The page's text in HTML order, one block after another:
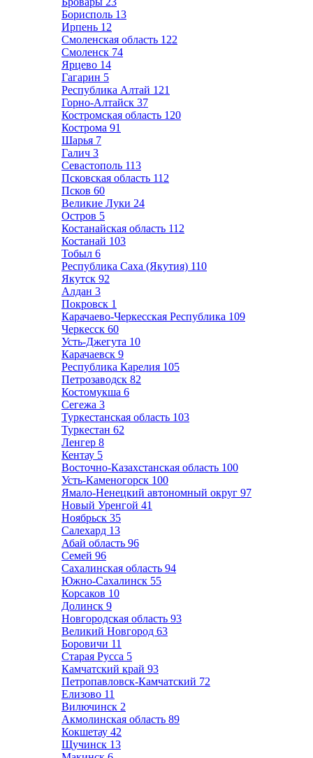
Борисполь 13
Ирпень 12
Смоленская область 122
Смоленск 74
Ярцево 14
Гагарин 5
Республика Алтай 121
Горно-Алтайск 37
Костромская область 120
Кострома 91
Шарья 7
Галич 3
Севастополь 113
Псковская область 112
Псков 60
Великие Луки 24
Остров 5
Костанайская область 112
Костанай 103
Тобыл 6
Республика Саха (Якутия) 110
Якутск 92
Алдан 3
Покровск 1
Карачаево-Черкесская Республика 109
Черкесск 60
Усть-Джегута 10
Карачаевск 9
Республика Карелия 105
Петрозаводск 82
Костомукша 6
Сегежа 3
Туркестанская область 103
Туркестан 62
Ленгер 8
Кентау 5
Восточно-Казахстанская область 100
Усть-Каменогорск 100
Ямало-Ненецкий автономный округ 97
Новый Уренгой 41
Ноябрьск 35
Салехард 13
Абай область 96
Семей 96
Сахалинская область 94
Южно-Сахалинск 55
Корсаков 10
Долинск 9
Новгородская область 93
Великий Новгород 63
Боровичи 11
Старая Русса 5
Камчатский край 93
Петропавловск-Камчатский 72
Елизово 11
Вилючинск 2
Акмолинская область 89
Кокшетау 42
Щучинск 13